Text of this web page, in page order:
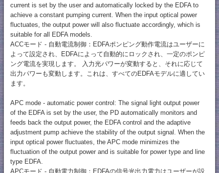
current is set by the user and automatically locked by the EDFA to
achieve a constant pumping current. When the input optical power
fluctuates, the output power will also fluctuate accordingly, which is
suitable for all EDFA models.
ACCモード - 自動電流制御：EDFAポンピング動作電流はユーザーに
よって設定され、EDFAによって自動的にロックされ、一定のポンピ
ング電流を実現します。 入力光パワーが変動すると、それに応じて
出力パワーも変動します。これは、すべてのEDFAモデルに適してい
ます。
APC mode - automatic power control: The signal light output power
of the EDFA is set by the user, the PD automatically monitors and
feeds back the output power, the EDFA control and the adaptive
adjustment pump achieve the stability of the output signal. When the
input optical power fluctuates, the APC mode minimizes the
fluctuation of the output power and is suitable for power type and line
type EDFA.
APCモード - 自動電力制御：EDFAの信号光出力電力はユーザーが設